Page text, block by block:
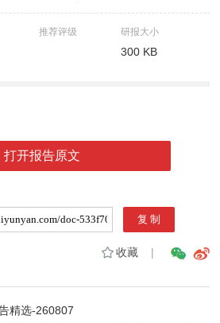
推荐评级 研报大小
300 KB
打开报告原文
收藏|
精选-260807